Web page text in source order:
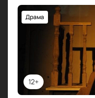
Купить билеты
помогает выбрать
доступные позиции
Места
Доступна
Электронный
оплаты.
Стоимость
12+
Драма